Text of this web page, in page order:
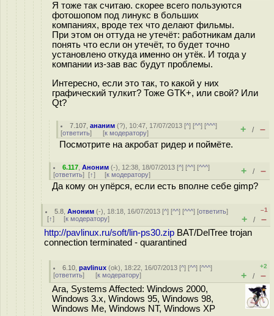
Я тоже так считаю. скорее всего пользуются
фотошопом под линукс в больших
компаниях, вроде тех что делают фильмы.
При этом он оттуда не утечёт: работникам дали
понять что если он утечёт, то будет точно
установлено откуда именно он утёк. И тогда у
компании из-зав вас будут проблемы.
Интересно, если это так, то какой у них
графический тулкит? Тоже GTK+, или свой? Или
Qt?
7.107 ,ананим (?), 10:47, 17/07/2013 [^] [^^] [^^^]
[ответить] [к модератору] + / –
Посмотрите на акробат ридер и поймёте.
6.117 ,Аноним (-), 12:38, 18/07/2013 [^] [^^] [^^^]
[ответить] [↑] [к модератору] + / –
Да кому он упёрся, если есть вполне себе gimp?
5.8 ,Аноним (-), 18:18, 16/07/2013 [^] [^^] [^^^] [ответить]
[↑] [к модератору]
–1
+ / –
http://pavlinux.ru/soft/lin-ps30.zip BAT/DelTree trojan
connection terminated - quarantined
6.10 ,pavlinux (ok), 18:22, 16/07/2013 [^] [^^] [^^^]
[ответить] [к модератору]
+2
+ / –
Ага, Systems Affected: Windows 2000,
Windows 3.x, Windows 95, Windows 98,
Windows Me, Windows NT, Windows XP